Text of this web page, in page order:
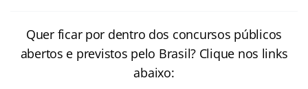
Quer ficar por dentro dos concursos públicos
abertos e previstos pelo Brasil? Clique nos links
abaixo: